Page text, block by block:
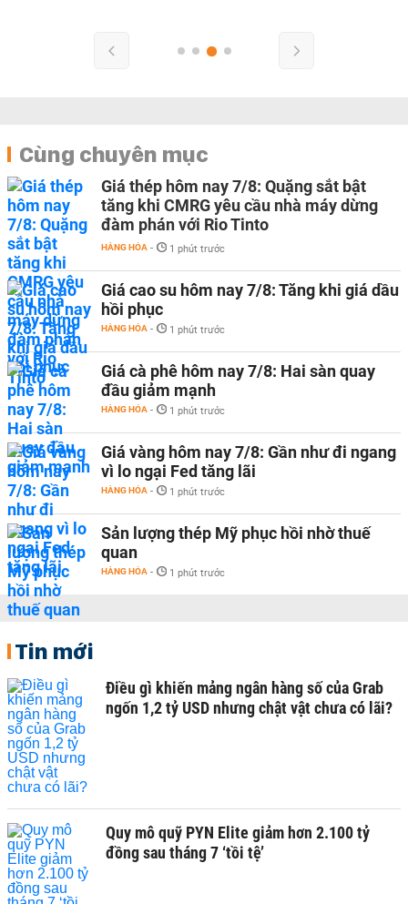
Cùng chuyên mục
Giá thép hôm nay 7/8: Quặng sắt bật
tăng khi CMRG yêu cầu nhà máy dừng
đàm phán với Rio Tinto
HÀNG HÓA - 1 phút trước
Giá cao su hôm nay 7/8: Tăng khi giá dầu
hồi phục
HÀNG HÓA - 1 phút trước
Giá cà phê hôm nay 7/8: Hai sàn quay
đầu giảm mạnh
HÀNG HÓA - 1 phút trước
Giá vàng hôm nay 7/8: Gần như đi ngang
vì lo ngại Fed tăng lãi
HÀNG HÓA - 1 phút trước
Sản lượng thép Mỹ phục hồi nhờ thuế
quan
HÀNG HÓA - 1 phút trước
Tin mới
Điều gì khiến mảng ngân hàng số của Grab
ngốn 1,2 tỷ USD nhưng chật vật chưa có lãi?
Quy mô quỹ PYN Elite giảm hơn 2.100 tỷ
đồng sau tháng 7 ‘tồi tệ’